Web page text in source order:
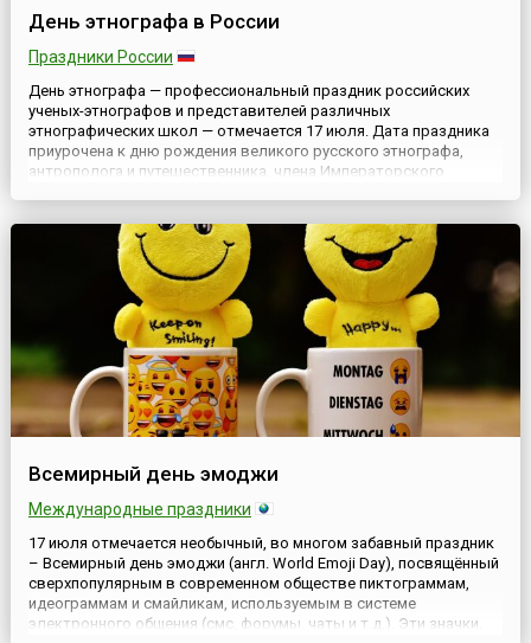
День этнографа в России
Праздники России
День этнографа — профессиональный праздник российских
ученых-этнографов и представителей различных
этнографических школ — отмечается 17 июля. Дата праздника
приурочена к дню рождения великого русского этнографа,
антрополога и путешественника, члена Императорского
народов, противник рабо...
Всемирный день эмоджи
Международные праздники
17 июля отмечается необычный, во многом забавный праздник
– Всемирный день эмоджи (англ. World Emoji Day), посвящённый
сверхпопулярным в современном обществе пиктограммам,
идеограммам и смайликам, используемым в системе
электронного общения (смс, форумы, чаты и т.д.). Эти значки,